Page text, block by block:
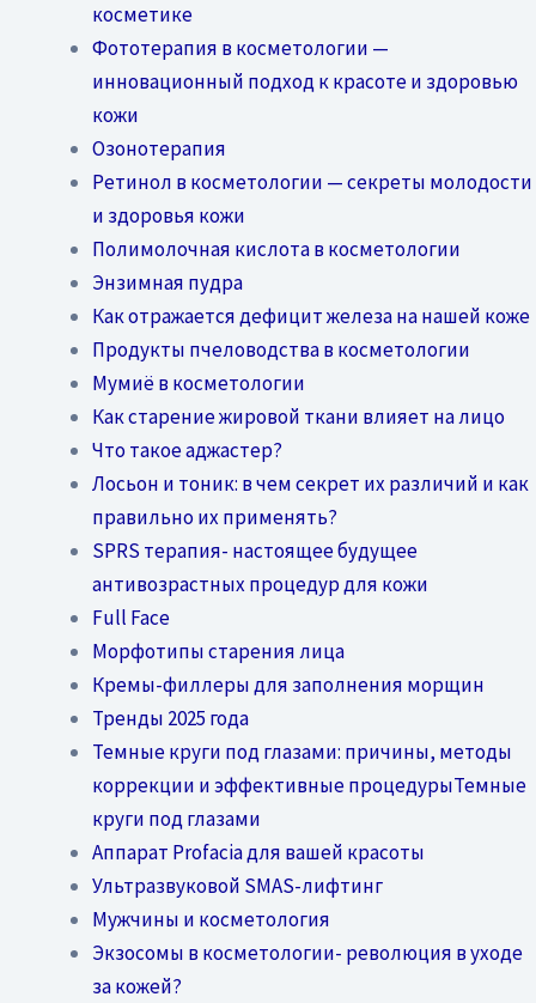
косметике
Фототерапия в косметологии —
инновационный подход к красоте и здоровью
кожи
Озонотерапия
Ретинол в косметологии — секреты молодости
и здоровья кожи
Полимолочная кислота в косметологии
Энзимная пудра
Как отражается дефицит железа на нашей коже
Продукты пчеловодства в косметологии
Мумиё в косметологии
Как старение жировой ткани влияет на лицо
Что такое аджастер?
Лосьон и тоник: в чем секрет их различий и как
правильно их применять?
SPRS терапия- настоящее будущее
антивозрастных процедур для кожи
Full Face
Морфотипы старения лица
Кремы-филлеры для заполнения морщин
Тренды 2025 года
Темные круги под глазами: причины, методы
коррекции и эффективные процедурыТемные
круги под глазами
Аппарат Profacia для вашей красоты
Ультразвуковой SMAS-лифтинг
Мужчины и косметология
Экзосомы в косметологии- революция в уходе
за кожей?